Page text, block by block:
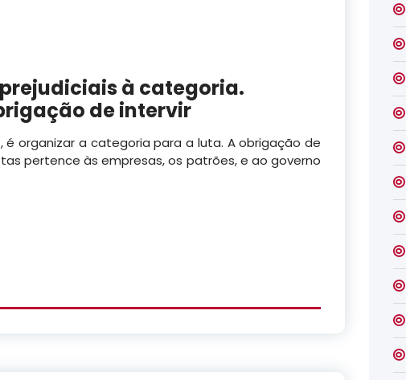
à categoria.
de intervir
é organizar a categoria para a luta. A obrigação de
pertence às empresas, os patrões, e ao governo